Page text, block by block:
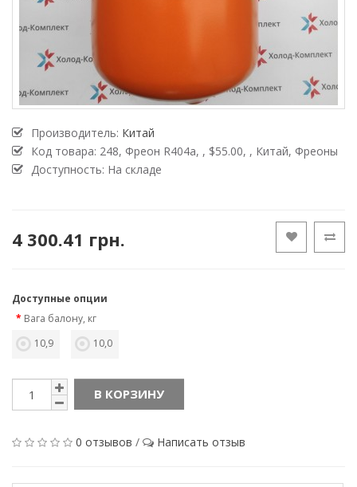
Производитель: Китай
Код товара: 248, Фреон R404a, , $55.00, , Китай, Фреоны
Доступность: На складе
4 300.41 грн.
Доступные опции
Вага балону, кг
10,9
10,0
В КОРЗИНУ
0 отзывов / Написать отзыв